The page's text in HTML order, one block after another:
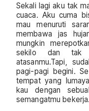
Sekali lagi aku tak
cuaca. Aku cuma
mau menuruti
membawa jas
mungkin
sekilo dan tak
atasanmu.Tapi,
pagi-pagi begini.
tempat yang
kau dengan
semangatmu bekerja.